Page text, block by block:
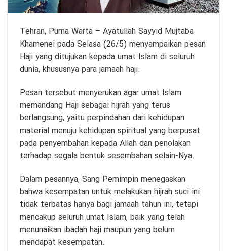
Tehran, Purna Warta – Ayatullah Sayyid Mujtaba
Khamenei pada Selasa (26/5) menyampaikan pesan
Haji yang ditujukan kepada umat Islam di seluruh
dunia, khususnya para jamaah haji.
Pesan tersebut menyerukan agar umat Islam
memandang Haji sebagai hijrah yang terus
berlangsung, yaitu perpindahan dari kehidupan
material menuju kehidupan spiritual yang berpusat
pada penyembahan kepada Allah dan penolakan
terhadap segala bentuk sesembahan selain-Nya.
Dalam pesannya, Sang Pemimpin menegaskan
bahwa kesempatan untuk melakukan hijrah suci ini
tidak terbatas hanya bagi jamaah tahun ini, tetapi
mencakup seluruh umat Islam, baik yang telah
menunaikan ibadah haji maupun yang belum
mendapat kesempatan.